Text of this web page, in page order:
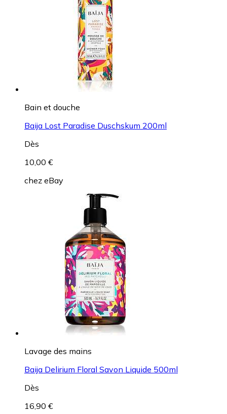
Bain et douche
Baija Lost Paradise Duschskum 200ml
Dès
10,00 €
chez eBay
Lavage des mains
Baija Delirium Floral Savon Liquide 500ml
Dès
16,90 €